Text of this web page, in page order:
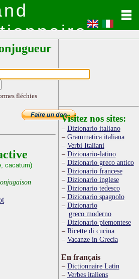
fléchies
cacatum)
Visitez nos sites:
Dizionario italiano
Grammatica italiana
Verbi Italiani
Dizionario-latino
Dizionario greco antico
Dizionario francese
Dizionario inglese
Dizionario tedesco
Dizionario spagnolo
Dizionario
greco moderno
Dizionario piemontese
Ricette di cucina
Vacanze in Grecia
En français
Dictionnaire Latin
Verbes italiens